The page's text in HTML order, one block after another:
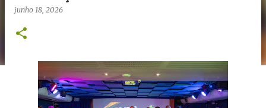
junho 18, 2026